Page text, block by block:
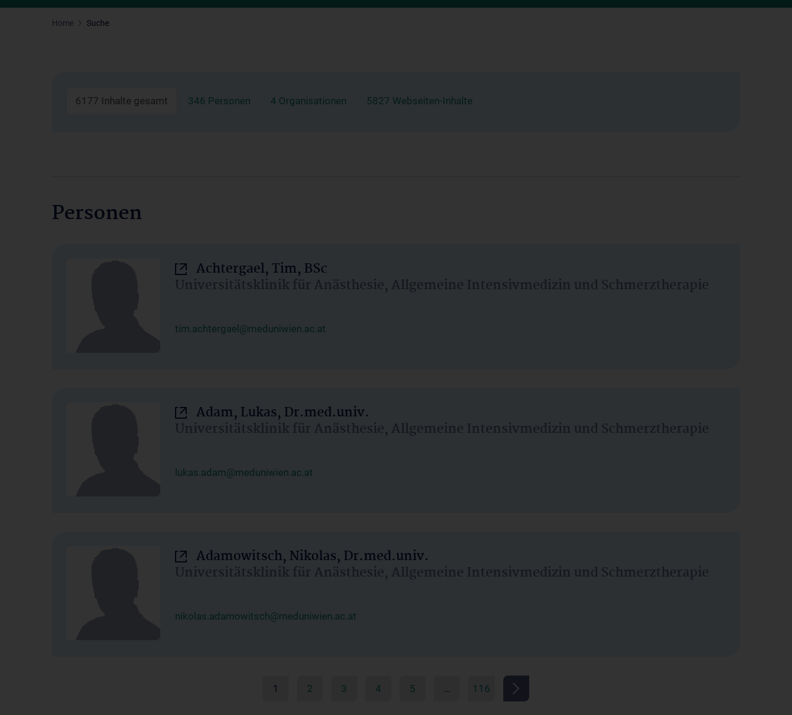
Home Suche
6177 Inhalte gesamt 346 Personen 4 Organisationen 5827 Webseiten-Inhalte
Personen
Achtergael, Tim, BSc
Universitätsklinik für Anästhesie, Allgemeine Intensivmedizin und Schmerztherapie
tim.achtergael@meduniwien.ac.at
Adam, Lukas, Dr.med.univ.
Universitätsklinik für Anästhesie, Allgemeine Intensivmedizin und Schmerztherapie
lukas.adam@meduniwien.ac.at
Adamowitsch, Nikolas, Dr.med.univ.
Universitätsklinik für Anästhesie, Allgemeine Intensivmedizin und Schmerztherapie
nikolas.adamowitsch@meduniwien.ac.at
1 2 3 4 5 … 116